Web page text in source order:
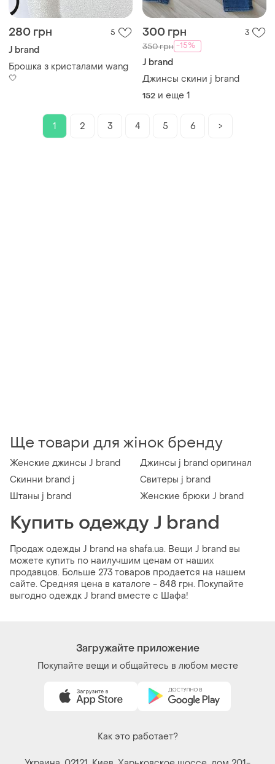
280 грн 5
J brand
Брошка з кристалами wang
🤍
300 грн 3
350 грн -15%
J brand
Джинсы скини j brand
152 и еще 1
1 2 3 4 5 6 >
Ще товари для жінок бренду
Женские джинсы J brand
Джинсы j brand оригинал
Скинни brand j
Свитеры j brand
Штаны j brand
Женские брюки J brand
Купить одежду J brand
Продаж одежды J brand на shafa.ua. Вещи J brand вы
можете купить по наилучшим ценам от наших
продавцов. Больше 273 товаров продается на нашем
сайте. Средняя цена в каталоге - 848 грн. Покупайте
выгодно одеждк J brand вместе с Шафа!
Загружайте приложение
Покупайте вещи и общайтесь в любом месте
Как это работает?